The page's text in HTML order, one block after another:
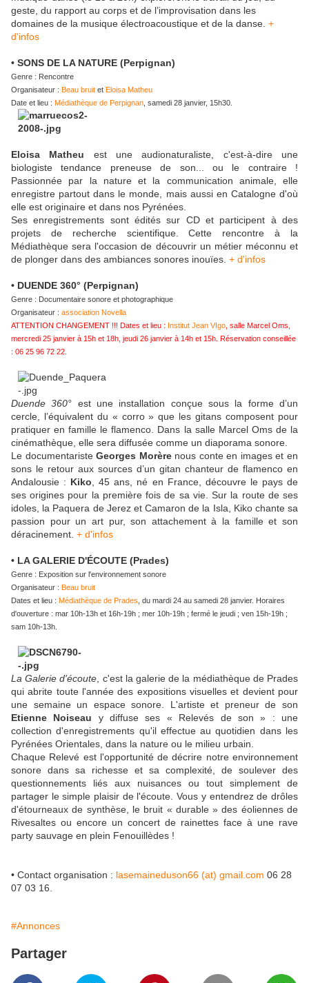
geste, du rapport au corps et de l’improvisation dans les
domaines de la musique électroacoustique et de la danse. +
d'infos
• SONS DE LA NATURE (Perpignan)
Genre : Rencontre
Organisateur : Beau bruit et Eloisa Matheu
Date et lieu : Médiathèque de Perpignan , samedi 28 janvier, 15h30.
Eloisa Matheu est une audionaturaliste, c'est-à-dire une
biologiste tendance preneuse de son... ou le contraire !
Passionnée par la nature et la communication animale, elle
enregistre partout dans le monde, mais aussi en Catalogne d'où
elle est originaire et dans nos Pyrénées.
Ses enregistrements sont édités sur CD et participent à des
projets de recherche scientifique. Cette rencontre à la
Médiathèque sera l'occasion de découvrir un métier méconnu et
de plonger dans des ambiances sonores inouïes. + d'infos
• DUENDE 360° (Perpignan)
Genre : Documentaire sonore et photographique
Organisateur : association Novella
ATTENTION CHANGEMENT !!! Dates et lieu : Institut Jean VIgo , salle Marcel Oms,
mercredi 25 janvier à 15h et 18h, jeudi 26 janvier à 14h et 15h. Réservation conseillée
: 06 25 96 72 22.
Duende 360° est une installation conçue sous la forme d’un
cercle, l’équivalent du « corro » que les gitans composent pour
pratiquer en famille le flamenco. Dans la salle Marcel Oms de la
cinémathèque, elle sera diffusée comme un diaporama sonore.
Le documentaristeGeorges Morèrenous conte en images et en
sons le retour aux sources d’un gitan chanteur de flamenco en
Andalousie : Kiko , 45 ans, né en France, découvre le pays de
ses origines pour la première fois de sa vie. Sur la route de ses
idoles, la Paquera de Jerez et Camaron de la Isla, Kiko chante sa
passion pour un art pur, son attachement à la famille et son
déracinement. + d'infos
• LA GALERIE D'ÉCOUTE (Prades)
Genre : Exposition sur l'environnement sonore
Organisateur : Beau bruit
Dates et lieu : Médiathèque de Prades , du mardi 24 au samedi 28 janvier. Horaires
d'ouverture : mar 10h-13h et 16h-19h ; mer 10h-19h ; fermé le jeudi ; ven 15h-19h ;
sam 10h-13h.
La Galerie d'écoute , c'est la galerie de la médiathèque de Prades
qui abrite toute l'année des expositions visuelles et devient pour
une semaine un espace sonore. L'artiste et preneur de son
Etienne Noiseau y diffuse ses « Relevés de son » : une
collection d'enregistrements qu'il effectue au quotidien dans les
Pyrénées Orientales, dans la nature ou le milieu urbain.
Chaque Relevé est l'opportunité de décrire notre environnement
sonore dans sa richesse et sa complexité, de soulever des
questionnements liés aux nuisances ou tout simplement de
partager le simple plaisir de l'écoute. Vous y entendrez de drôles
d'étourneaux de synthèse, le bruit « durable » des éoliennes de
Rivesaltes ou encore un concert de rainettes face à une rave
party sauvage en plein Fenouillèdes !
• Contact organisation : lasemaineduson66 (at) gmail.com 06 28
07 03 16.
#Annonces
Partager